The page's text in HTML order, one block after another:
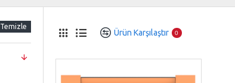
Temizle
Ürün Karşılaştır 0